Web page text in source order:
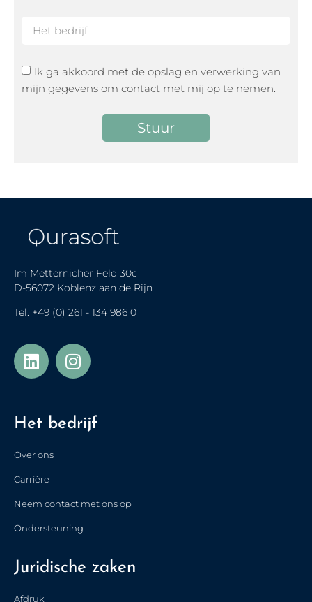
Ik ga akkoord met de opslag en verwerking van
mijn gegevens om contact met mij op te nemen.
Stuur
Im Metternicher Feld 30c
D-56072 Koblenz aan de Rijn
Tel. +49 (0) 261 - 134 986 0
Het bedrijf
Over ons
Carrière
Neem contact met ons op
Ondersteuning
Juridische zaken
Afdruk